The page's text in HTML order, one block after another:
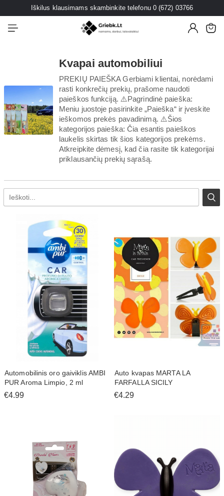
Iškilus klausimams skambinkite telefonu 0 (672) 03766
Kvapai automobiliui
PREKIŲ PAIEŠKA Gerbiami klientai, norėdami
rasti konkrečių prekių, prašome naudoti
paieškos funkciją. ⚠️Pagrindinė paieška:
Meniu juostoje pasirinkite „Paieška“ ir įveskite
ieškomos prekės pavadinimą. ⚠️Šios
kategorijos paieška: Čia esantis paieškos
laukelis skirtas tik šios kategorijos prekėms.
Atkreipkite dėmesį, kad čia rasite tik kategorijai
priklausančių prekių sąrašą.
Automobilinis oro gaiviklis AMBI
PUR Aroma Limpio, 2 ml
€4.99
Auto kvapas MARTA LA
FARFALLA SICILY
€4.29